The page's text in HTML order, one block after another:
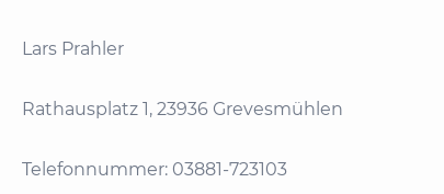
Lars Prahler
Rathausplatz 1, 23936 Grevesmühlen
Telefonnummer: 03881-723103